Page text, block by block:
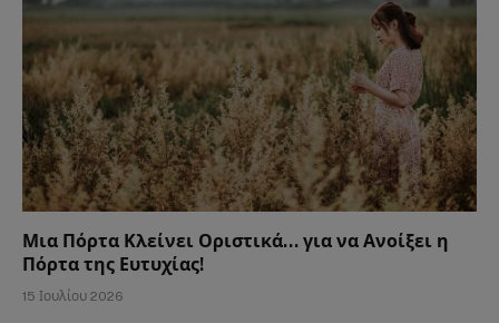
Μια Πόρτα Κλείνει Οριστικά… για να Ανοίξει η
Πόρτα της Ευτυχίας!
15 Ιουλίου 2026